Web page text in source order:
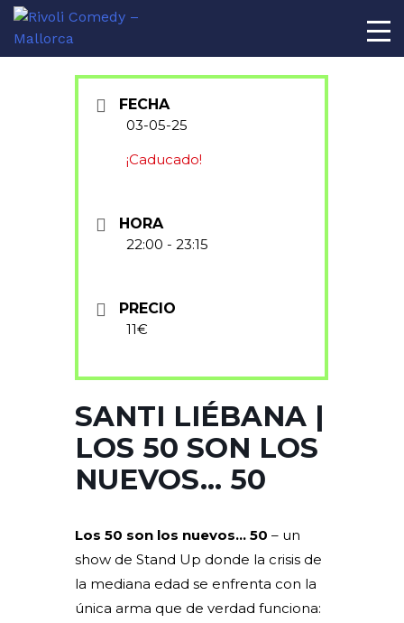
FECHA
03-05-25
¡Caducado!
HORA
22:00 - 23:15
PRECIO
11€
SANTI LIÉBANA |
LOS 50 SON LOS
NUEVOS… 50
Los 50 son los nuevos… 50 – un
show de Stand Up donde la crisis de
la mediana edad se enfrenta con la
única arma que de verdad funciona: